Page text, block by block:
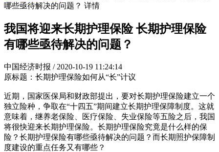
哪些亟待解决的问题？ 详情
我国将迎来长期护理保险 长期护理保险
有哪些亟待解决的问题？
中国经济时报 / 2020-10-19 11:24:14
原标题：长期护理保险如何从“长”计议
近期，国家医保局和财政部提出，要对长期护理保险建立一个
独立险种，争取在“十四五”期间建立长期护理保障制度。这就
意味着，继养老保险、医疗保险、失业保险等五险之后，我国
将很快迎来长期护理保险。长期护理保险究竟是什么样的保
险？长期护理保险有哪些亟待解决的问题？而长期照护保障制
度建设的重点任务又有哪些？